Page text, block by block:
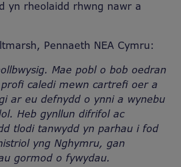
yn rheolaidd rhwng nawr a
Pennaeth NEA Cymru:
Mae pobl o bob oedran
profi caledi mewn cartrefi oer a
ar eu defnydd o ynni a wynebu
Heb gynllun difrifol ac
tlodi tanwydd yn parhau i fod
yng Nghymru, gan
gormod o fywydau.